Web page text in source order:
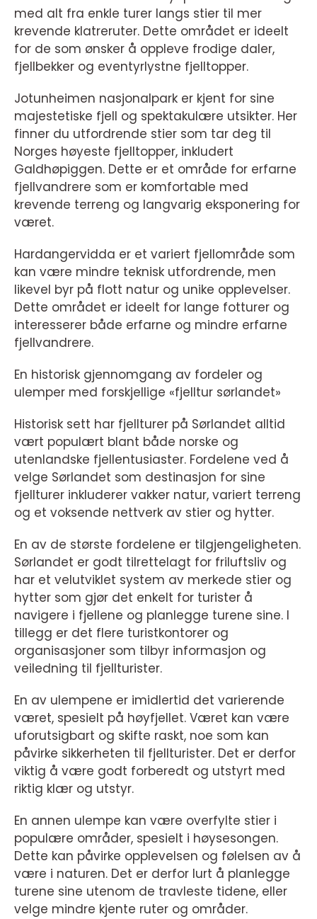
med alt fra enkle turer langs stier til mer
krevende klatreruter. Dette området er ideelt
for de som ønsker å oppleve frodige daler,
fjellbekker og eventyrlystne fjelltopper.
Jotunheimen nasjonalpark er kjent for sine
majestetiske fjell og spektakulære utsikter. Her
finner du utfordrende stier som tar deg til
Norges høyeste fjelltopper, inkludert
Galdhøpiggen. Dette er et område for erfarne
fjellvandrere som er komfortable med
krevende terreng og langvarig eksponering for
været.
Hardangervidda er et variert fjellområde som
kan være mindre teknisk utfordrende, men
likevel byr på flott natur og unike opplevelser.
Dette området er ideelt for lange fotturer og
interesserer både erfarne og mindre erfarne
fjellvandrere.
En historisk gjennomgang av fordeler og
ulemper med forskjellige «fjelltur sørlandet»
Historisk sett har fjellturer på Sørlandet alltid
vært populært blant både norske og
utenlandske fjellentusiaster. Fordelene ved å
velge Sørlandet som destinasjon for sine
fjellturer inkluderer vakker natur, variert terreng
og et voksende nettverk av stier og hytter.
En av de største fordelene er tilgjengeligheten.
Sørlandet er godt tilrettelagt for friluftsliv og
har et velutviklet system av merkede stier og
hytter som gjør det enkelt for turister å
navigere i fjellene og planlegge turene sine. I
tillegg er det flere turistkontorer og
organisasjoner som tilbyr informasjon og
veiledning til fjellturister.
En av ulempene er imidlertid det varierende
været, spesielt på høyfjellet. Været kan være
uforutsigbart og skifte raskt, noe som kan
påvirke sikkerheten til fjellturister. Det er derfor
viktig å være godt forberedt og utstyrt med
riktig klær og utstyr.
En annen ulempe kan være overfylte stier i
populære områder, spesielt i høysesongen.
Dette kan påvirke opplevelsen og følelsen av å
være i naturen. Det er derfor lurt å planlegge
turene sine utenom de travleste tidene, eller
velge mindre kjente ruter og områder.